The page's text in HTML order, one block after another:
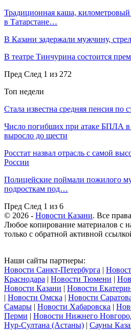
Традиционная каша,
в Татарстане…
В Казани задержали мужчину,
В театре Тинчурина состоится
Пред След 1 из 272
Топ недели
Стала известна средняя пенсия по
Число погибших при атаке БПЛА
выросло до шести
Росстат назвал отрасль с самой
России
Полицейские поймали пожилого
подросткам под…
Пред След 1 из 6
© 2026 - Новости Казани. Все
Любое копирование материалов с
только с обратной активной
Наши сайты партнеры:
Новости Санкт-Петербурга |
Краснодара | Новости Тюмени |
Новости Казани | Новости
| Новости Омска | Новости
Самары | Новости Хабаровска |
Перми | Новости Нижнего
Нур-Султана (Астаны) | Сауны